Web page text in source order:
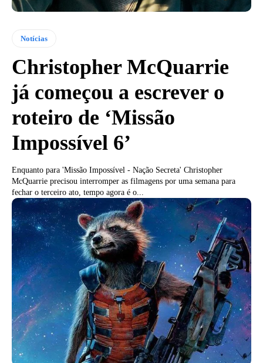
Notícias
Christopher McQuarrie
já começou a escrever o
roteiro de ‘Missão
Impossível 6’
Enquanto para 'Missão Impossível - Nação Secreta' Christopher
McQuarrie precisou interromper as filmagens por uma semana para
fechar o terceiro ato, tempo agora é o...